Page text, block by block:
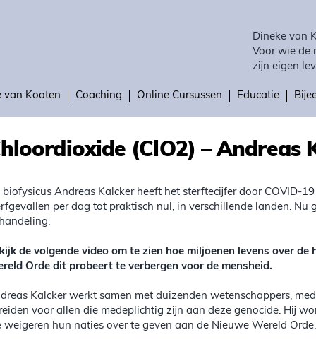
Dineke van
Voor wie de
zijn eigen
van Kooten Coaching Online Cursussen Educatie
(ClO2) – Andreas
biofysicus Andreas Kalcker heeft het sterftecijfer door COVID-
per dag tot praktisch nul, in verschillende landen. Nu
de volgende video om te zien hoe miljoenen levens over
Orde dit probeert te verbergen voor de mensheid.
Kalcker werkt samen met duizenden wetenschappers,
voor allen die medeplichtig zijn aan deze genocide. Hij
weigeren hun naties over te geven aan de Nieuwe Wereld Orde.